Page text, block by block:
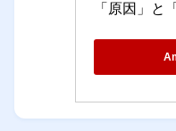
「原因」と